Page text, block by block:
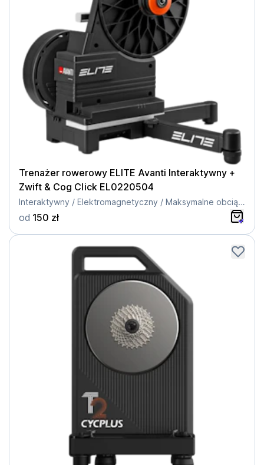
Trenażer rowerowy ELITE Avanti Interaktywny +
Zwift & Cog Click EL0220504
Interaktywny / Elektromagnetyczny / Maksymalne obciążenie 110 kg / Direct Drive
od 150 zł